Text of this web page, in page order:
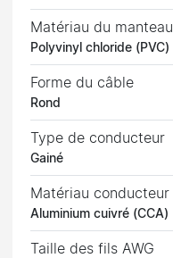
Matériau du manteau
Polyvinyl chloride (PVC)
Forme du câble
Rond
Type de conducteur
Gainé
Matériau conducteur
Aluminium cuivré (CCA)
Taille des fils AWG